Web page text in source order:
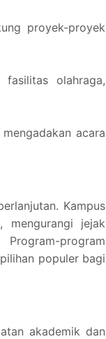
proyek-proyek
olahraga,
acara
Kampus
mengurangi jejak
program
populer bagi
akademik dan